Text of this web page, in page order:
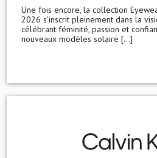
Une fois encore, la collection
2026 s'inscrit pleinement dans la
célébrant féminité, passion et
nouveaux modèles solaire [...]